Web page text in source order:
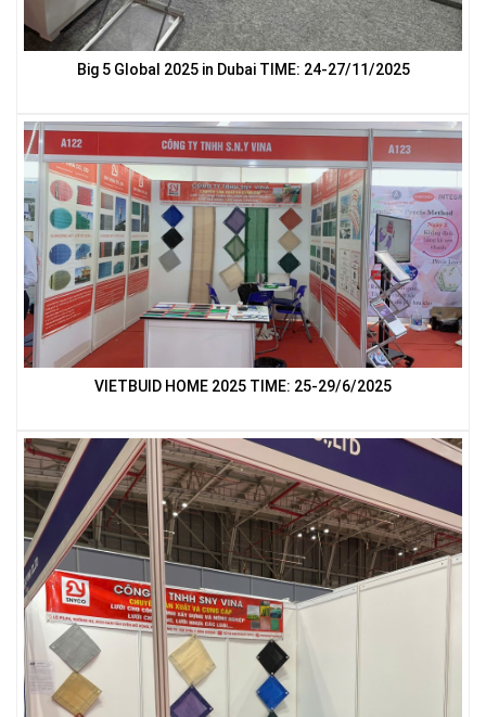
LƯỚI CHẮN GIÓ
LƯỚI CHẮN CÔN TRÙNG
LƯỚI PHƠI NÔNG SẢN
LƯỚI HÀNG RÀO HÌNH VUÔNG
LƯỚI NUÔI TRỒNG HẢI SẢN
Big 5 Global 2025 in Dubai TIME: 24-27/11/2025
VIETBUID HOME 2025 TIME: 25-29/6/2025